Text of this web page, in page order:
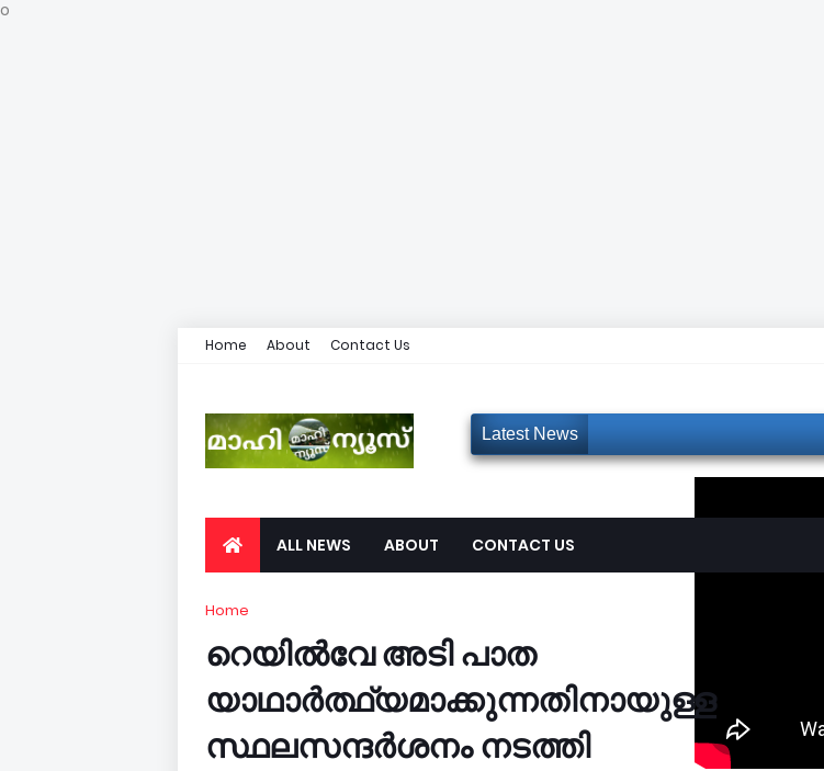
o
Home About Contact Us
Latest News
ALL NEWS ABOUT CONTACT US
Home
റെയിൽവേ അടി പാത
യാഥാർത്ഥ്യമാക്കുന്നതിനായുള്ള
സ്ഥലസന്ദർശനം നടത്തി